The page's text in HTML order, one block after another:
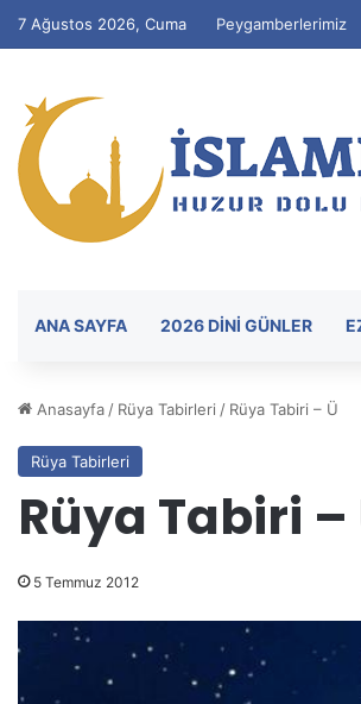
7 Ağustos 2026, Cuma Peygamberlerimiz
ANA SAYFA 2026 DİNİ GÜNLER
Anasayfa / Rüya Tabirleri / Rüya Tabiri – Ü
Rüya Tabirleri
Rüya Tabiri –
5 Temmuz 2012